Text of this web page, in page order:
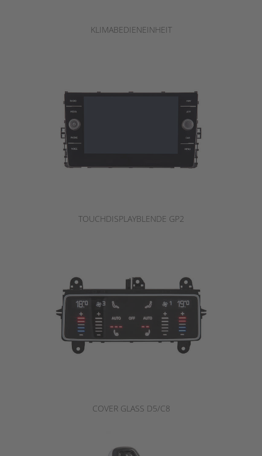
KLIMABEDIENEINHEIT
TOUCHDISPLAYBLENDE GP2
COVER GLASS D5/C8